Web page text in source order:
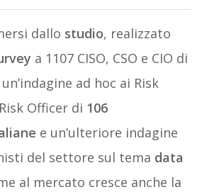
dallo studio, realizzato
a 1107 CISO, CSO e CIO di
ad hoc ai Risk
Officer di 106
e un’ulteriore indagine
del settore sul tema data
al mercato cresce anche la